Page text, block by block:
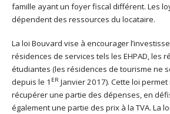
famille ayant un foyer fiscal différent. Les
dépendent des ressources du locataire.
La loi Bouvard vise à encourager
résidences de services tels les EHPAD, les
étudiantes (les résidences de tourisme ne
depuis le 1 ER Janvier 2017). Cette loi
récupérer une partie des dépenses, en
également une partie des prix à la TVA. La